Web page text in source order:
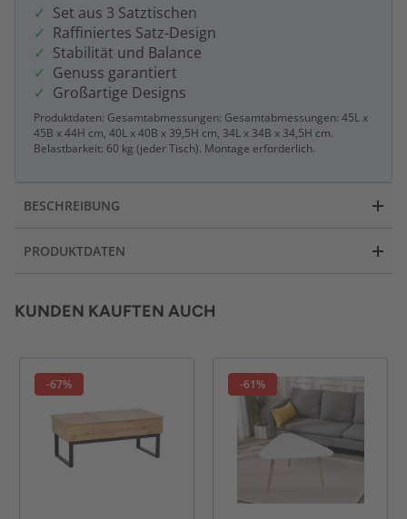
Set aus 3 Satztischen
Raffiniertes Satz-Design
Stabilität und Balance
Genuss garantiert
Großartige Designs
Produktdaten: Gesamtabmessungen: Gesamtabmessungen: 45L x
45B x 44H cm, 40L x 40B x 39,5H cm, 34L x 34B x 34,5H cm.
Belastbarkeit: 60 kg (jeder Tisch). Montage erforderlich.
BESCHREIBUNG
PRODUKTDATEN
KUNDEN KAUFTEN AUCH
-67% -61%